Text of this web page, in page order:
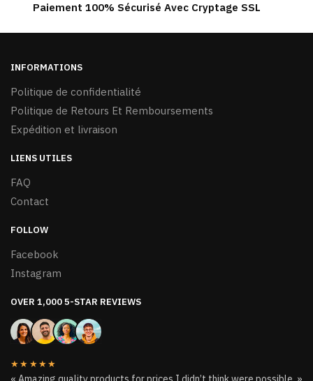
Paiement 100% Sécurisé Avec Cryptage SSL
INFORMATIONS
Politique de confidentialité
Politique de Retours Et Remboursements
Expédition et livraison
LIENS UTILES
FAQ
Contact
FOLLOW
Facebook
Instagram
OVER 1,000 5-STAR REVIEWS
★★★★★